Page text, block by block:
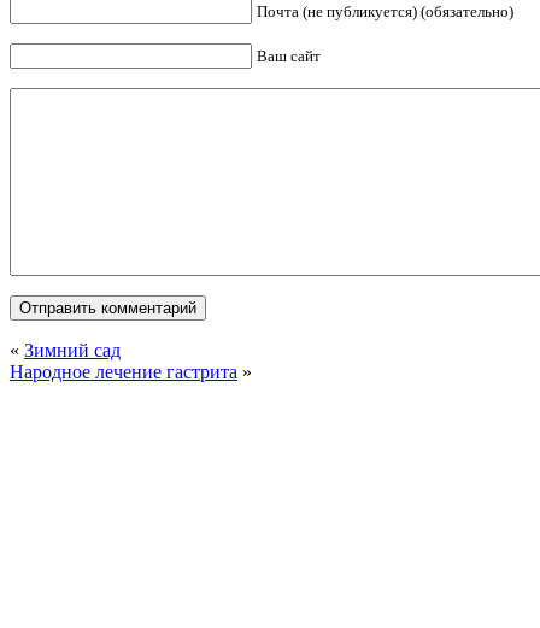
Почта (не публикуется) (обязательно)
Ваш сайт
« Зимний сад
Народное лечение гастрита »